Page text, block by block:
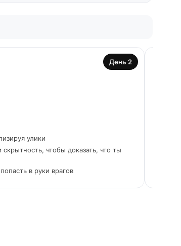
День 2
улики
чтобы доказать, что ты
в руки врагов